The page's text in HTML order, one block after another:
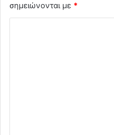
σημειώνονται με *